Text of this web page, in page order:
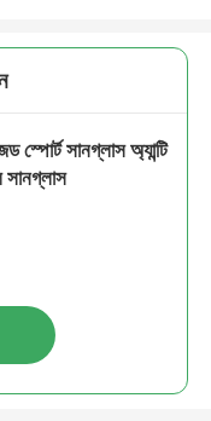
স্পোর্ট সানগ্লাস অ্যান্টি
সানগ্লাস